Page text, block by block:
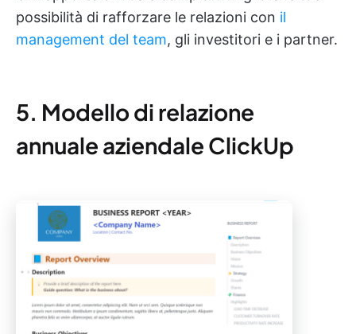
possibilità di rafforzare le relazioni con il
management del team, gli investitori e i partner.
5. Modello di relazione
annuale aziendale ClickUp